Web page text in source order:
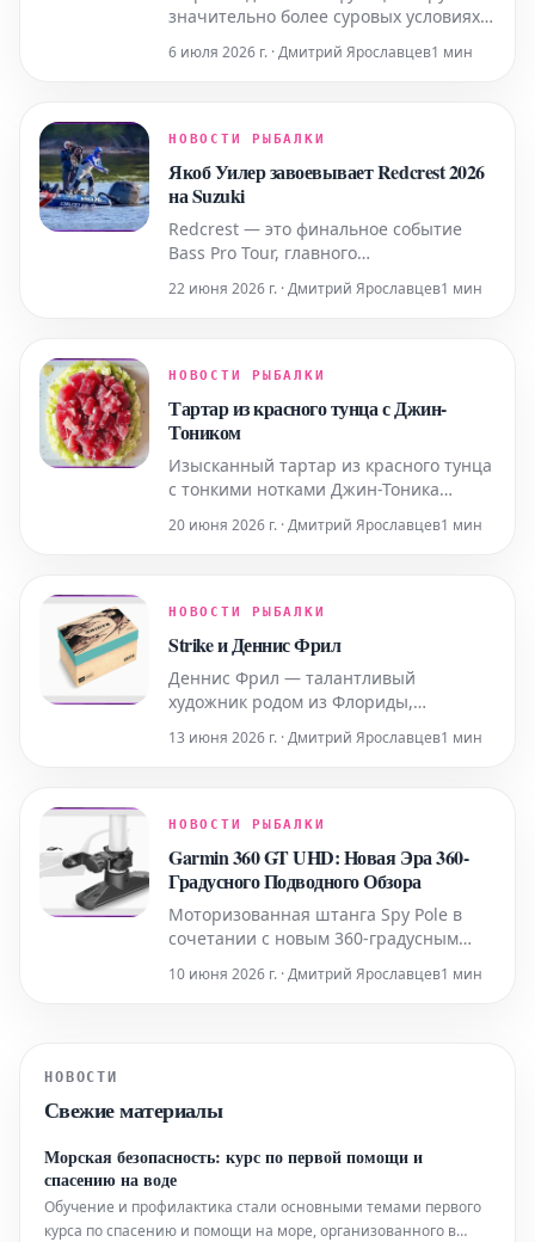
значительно более суровых условиях
подвергаются высоким нагрузкам,
солью. Для решения этих задач была
линейка продуктов Pro
6 июля 2026 г. · Дмитрий Ярославцев1 мин
НОВОСТИ РЫБАЛКИ
Якоб Уилер завоевывает Redcrest 2026
на Suzuki
Redcrest — это финальное событие
Bass Pro Tour, главного
организованного Major League Fishing
спортивной рыбалке по принципу
собрал 51 лучшего профессионального
рыбол
22 июня 2026 г. · Дмитрий Ярославцев1 мин
НОВОСТИ РЫБАЛКИ
Тартар из красного тунца с Джин-
Тоником
Изысканный тартар из красного тунца
с тонкими нотками Джин-Тоника
первый взгляд, необычного блюда
ботанических ароматов джина, при
тунца. Здесь мы предлагаем верс
20 июня 2026 г. · Дмитрий Ярославцев1 мин
НОВОСТИ РЫБАЛКИ
Strike и Деннис Фрил
Деннис Фрил — талантливый
художник родом из Флориды,
работами, выполненными по заказу
Бренд Strike, разделяя с крупнейшей
рыболовства принципы максимальной
экологичности и
13 июня 2026 г. · Дмитрий Ярославцев1 мин
НОВОСТИ РЫБАЛКИ
Garmin 360 GT UHD: Новая Эра 360-
Градусного Подводного Обзора
Моторизованная штанга Spy Pole в
сочетании с новым 360-градусным
разработаны для предоставления
частности, GT 360 UHD, установленный
10 июня 2026 г. · Дмитрий Ярославцев1 мин
НОВОСТИ
Свежие материалы
Морская безопасность: курс по первой помощи и
спасению на воде
Обучение и профилактика стали основными темами первого
курса по спасению и помощи на море, организованного в